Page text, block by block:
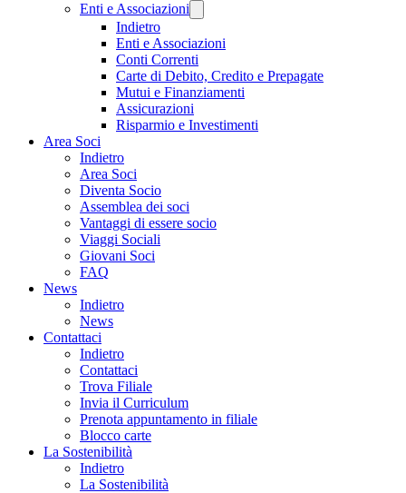
Enti e Associazioni
Indietro
Enti e Associazioni
Conti Correnti
Carte di Debito, Credito e Prepagate
Mutui e Finanziamenti
Assicurazioni
Risparmio e Investimenti
Area Soci
Indietro
Area Soci
Diventa Socio
Assemblea dei soci
Vantaggi di essere socio
Viaggi Sociali
Giovani Soci
FAQ
News
Indietro
News
Contattaci
Indietro
Contattaci
Trova Filiale
Invia il Curriculum
Prenota appuntamento in filiale
Blocco carte
La Sostenibilità
Indietro
La Sostenibilità